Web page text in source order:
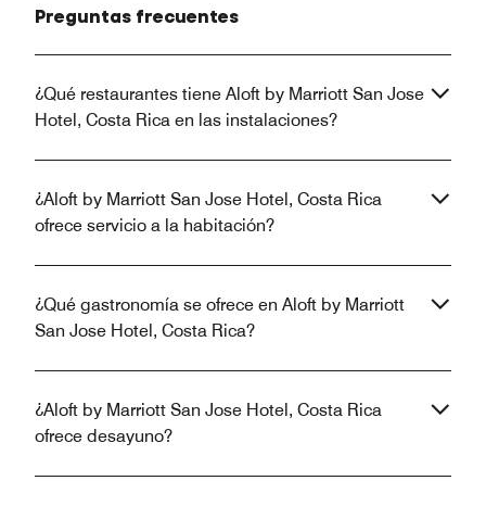
Preguntas frecuentes
¿Qué restaurantes tiene Aloft by Marriott San Jose
Hotel, Costa Rica en las instalaciones?
¿Aloft by Marriott San Jose Hotel, Costa Rica
ofrece servicio a la habitación?
¿Qué gastronomía se ofrece en Aloft by Marriott
San Jose Hotel, Costa Rica?
¿Aloft by Marriott San Jose Hotel, Costa Rica
ofrece desayuno?